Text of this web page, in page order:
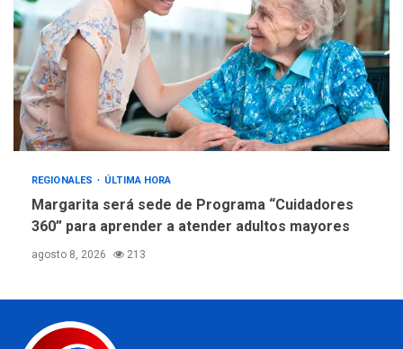
REGIONALES ÚLTIMA HORA
Margarita será sede de Programa “Cuidadores
360” para aprender a atender adultos mayores
agosto 8, 2026 213